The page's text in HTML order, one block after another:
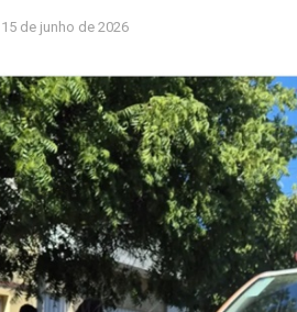
15 de junho de 2026